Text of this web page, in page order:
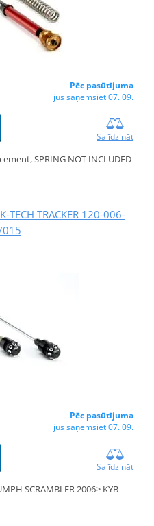
Pēc pasūtījuma
jūs saņemsiet 07. 09.
Salīdzināt
SPRING NOT INCLUDED
TECH TRACKER 120-006-
Pēc pasūtījuma
jūs saņemsiet 07. 09.
Salīdzināt
SCRAMBLER 2006> KYB